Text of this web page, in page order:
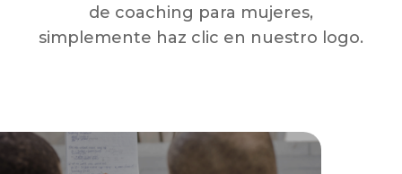
de coaching para mujeres,
simplemente haz clic en nuestro logo.